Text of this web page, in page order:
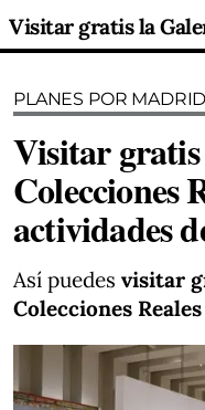
PLANES POR MADRID
Visitar
Colecciones
actividades
Así puedes visitar
Colecciones Reales